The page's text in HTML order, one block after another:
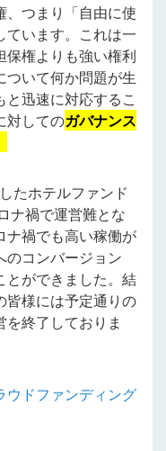
、つまり「自由に使
ています。これは一
保権よりも強い権利
ついて何か問題が生
と迅速に対応するこ
対してのガバナンス
たホテルファンド
ナ禍で運営難とな
ナ禍でも高い稼働が
のコンバージョン
とができました。結
皆様には予定通りの
終了しておりま
ウドファンディング